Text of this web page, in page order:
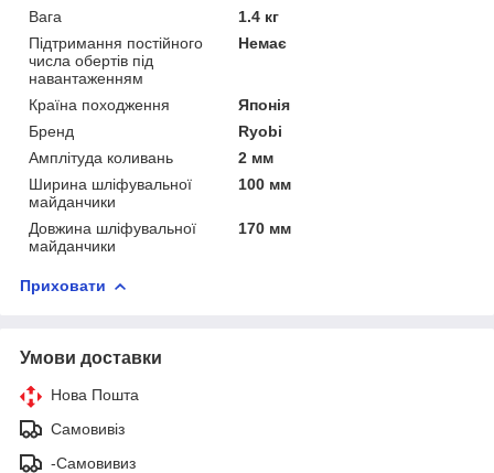
Вага
1.4 кг
Підтримання постійного
числа обертів під
навантаженням
Немає
Країна походження
Японія
Бренд
Ryobi
Амплітуда коливань
2 мм
Ширина шліфувальної
майданчики
100 мм
Довжина шліфувальної
майданчики
170 мм
Приховати
Умови доставки
Нова Пошта
Самовивіз
-Самовивиз